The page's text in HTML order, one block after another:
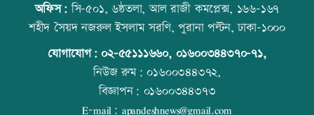
দেশের বিরুদ্ধে একটি দল চক্রান্ত করছে :
রিজভী
পুকুরে বিষ দিয়ে ১০ লাখ টাকার মাছ নিধন
প্রতিমন্ত্রীকে ঘিরে ভাইরাল ভিডিওতে ছবি
জুড়ে অপপ্রচার: এলিন
বিশ্ব মাতৃদুগ্ধ দিবস আজ
অফিস:সি-৫০১, ৬ষ্ঠতলা, আল রাজী কমপ্লেক্স, ১৬৬-১৬৭
শহীদ সৈয়দ নজরুল ইসলাম সরণি, পুরানা পল্টন, ঢাকা-১০০০
যোগাযোগ: ০২-৫৫১১১৬৬০, ০১৬০০৩৪৪৩৭০-৭১,
নিউজ রুম:০১৬০০৩৪৪৩৭২,
বিজ্ঞাপন: ০১৬০০৩৪৪৩৭৩
E-mail: apandeshnews@gmail.com